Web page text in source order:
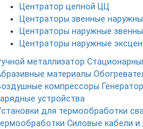
Центратор цепной ЦЦ
Центраторы звенные
Центраторы наружные
Центраторы наружные
металлизатор
материалы
компрессоры
устройства
для термообработки
Силовые кабели